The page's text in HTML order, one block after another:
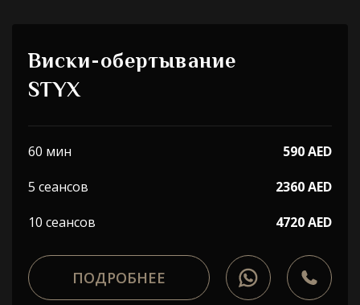
Виски-обертывание
STYX
60 мин
590 AED
5 сеансов
2360 AED
10 сеансов
4720 AED
ПОДРОБНЕЕ